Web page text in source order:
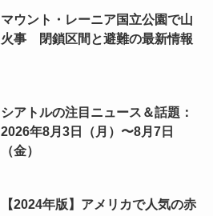
マウント・レーニア国立公園で山
火事 閉鎖区間と避難の最新情報
シアトルの注目ニュース＆話題：
2026年8月3日（月）〜8月7日
（金）
【2024年版】アメリカで人気の赤